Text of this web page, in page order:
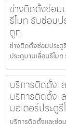
ช่างติดตั้งซ่อม
รีโมท รับซ่อมป
ถูก
ช่างติดตั้งซ่อมประตู
ประตูบานเลื่อนรีโม
บริการติดตั้งแ
บริการติดตั้งแ
มอเตอร์ประตู
บริการติดตั้งและซ่อ